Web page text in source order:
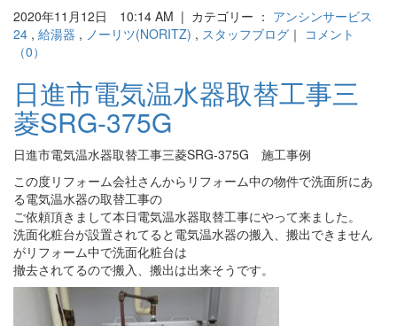
2020年11月12日 10:14 AM | カテゴリー ： アンシンサービス
24 , 給湯器 , ノーリツ(NORITZ) , スタッフブログ ｜ コメント
（0）
日進市電気温水器取替工事三
菱SRG-375G
日進市電気温水器取替工事三菱SRG-375G 施工事例
この度リフォーム会社さんからリフォーム中の物件で洗面所にあ
る電気温水器の取替工事の
ご依頼頂きまして本日電気温水器取替工事にやって来ました。
洗面化粧台が設置されてると電気温水器の搬入、搬出できません
がリフォーム中で洗面化粧台は
撤去されてるので搬入、搬出は出来そうです。